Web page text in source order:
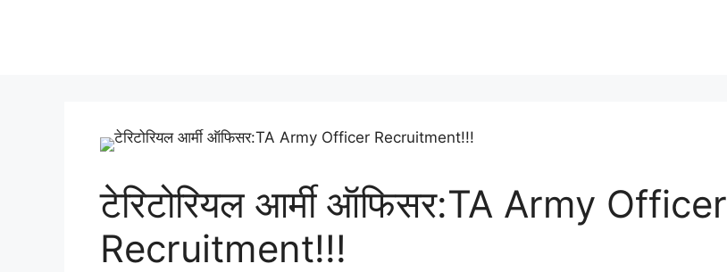
टेरिटोरियल आर्मी ऑफिसर:TA Army Officer
Recruitment!!!